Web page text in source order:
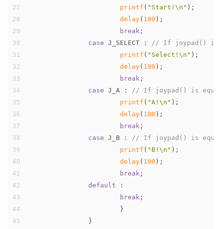
27
28
29
30
31
32
33
34
35
36
37
38
39
40
41
42
43
44
45
printf ( "Start!\n" );
delay( 100 );
break ;
case J_SELECT :
// If joypad() is
printf ( "Select!\n" );
delay( 100 );
break ;
case J_A :
// If joypad() is
printf ( "A!\n" );
delay( 100 );
break ;
case J_B :
// If joypad() is
printf ( "B!\n" );
delay( 100 );
break
default :
break ;
			}
		}